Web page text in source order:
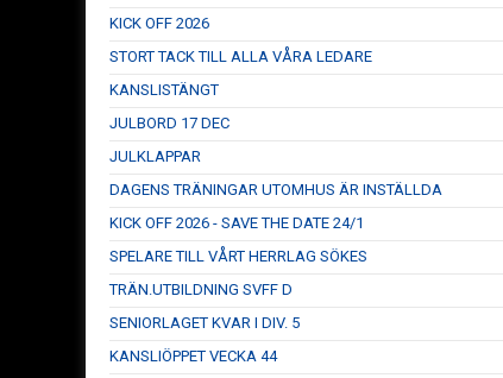
KICK OFF 2026
STORT TACK TILL ALLA VÅRA LEDARE
KANSLISTÄNGT
JULBORD 17 DEC
JULKLAPPAR
DAGENS TRÄNINGAR UTOMHUS ÄR INSTÄLLDA
KICK OFF 2026 - SAVE THE DATE 24/1
SPELARE TILL VÅRT HERRLAG SÖKES
TRÄN.UTBILDNING SVFF D
SENIORLAGET KVAR I DIV. 5
KANSLIÖPPET VECKA 44